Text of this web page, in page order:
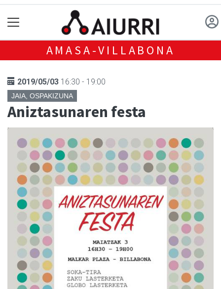
AMASA-VILLABONA
2019/05/03 16:30 - 19:00
JAIA, OSPAKIZUNA
Aniztasunaren festa